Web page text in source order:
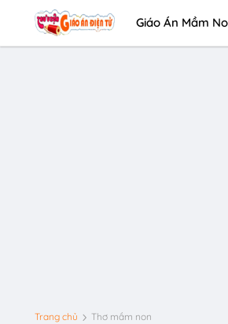
Giáo Án Mầm
Trang chủ Thơ mầm non